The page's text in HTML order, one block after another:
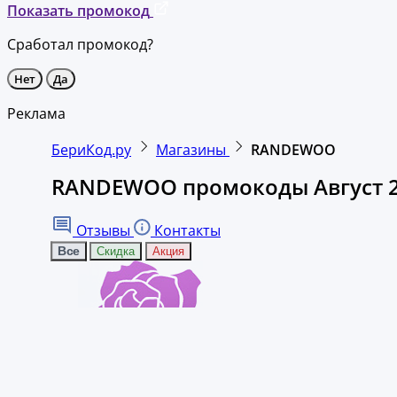
Показать промокод
Сработал промокод?
Нет Да
Реклама
БериКод.ру
Магазины RANDEWOO
RANDEWOO промокоды Август
Отзывы Контакты
Все Скидка Акция